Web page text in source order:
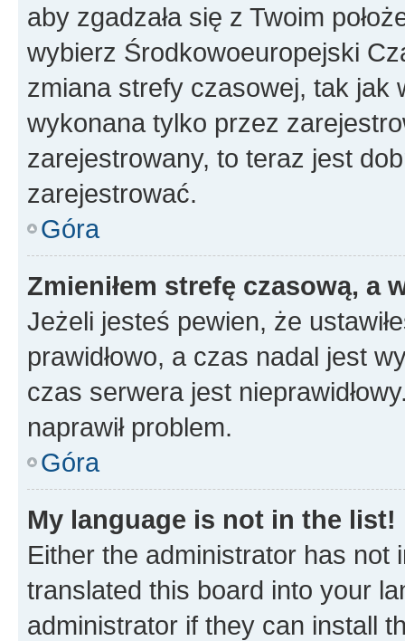
aby zgadzała się z Twoim
wybierz Środkowoeuropejski
zmiana strefy czasowej, tak jak
wykonana tylko przez
zarejestrowany, to teraz jest
zarejestrować.
Góra
Zmieniłem strefę czasową, a
Jeżeli jesteś pewien, że
prawidłowo, a czas nadal jest
czas serwera jest
naprawił problem.
Góra
My language is not in the list!
Either the administrator has not
translated this board into your
administrator if they can install